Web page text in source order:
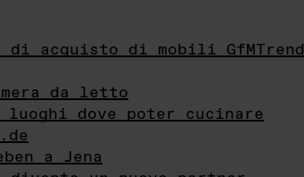
di acquisto di mobili GfMTrend
da letto
luoghi dove poter cucinare
a Jena